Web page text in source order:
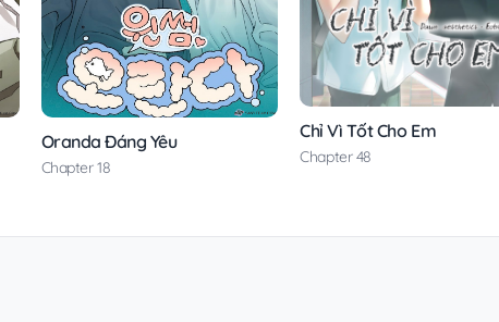
Oranda Đáng Yêu
Chapter 18
Chỉ Vì Tốt Cho Em
Chapter 48